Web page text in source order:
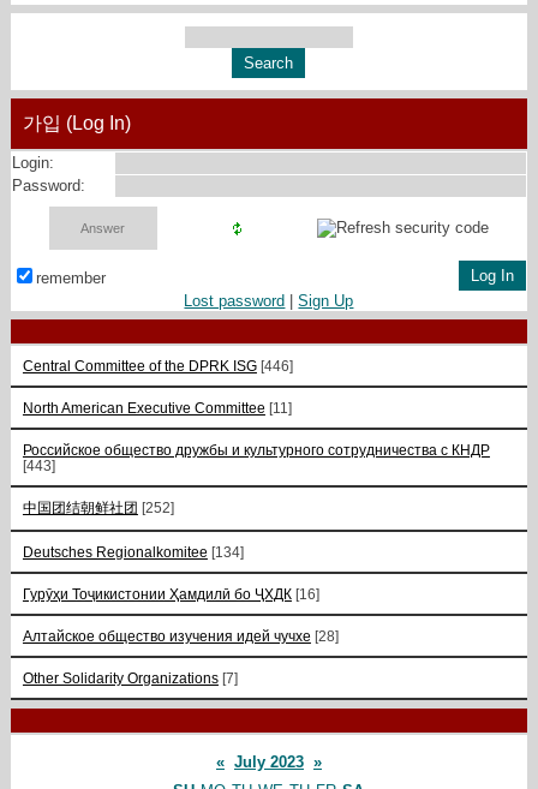
가입 (Log In)
Login:
Password:
remember
Lost password |Sign Up
Central Committee of the DPRK ISG [446]
North American Executive Committee [11]
Российское общество дружбы и культурного сотрудничества с КНДР
[443]
中国团结朝鲜社团 [252]
Deutsches Regionalkomitee [134]
Гурӯҳи Тоҷикистонии Ҳамдилӣ бо ҶХДК [16]
Алтайское общество изучения идей чучхе [28]
Other Solidarity Organizations [7]
« July 2023 »